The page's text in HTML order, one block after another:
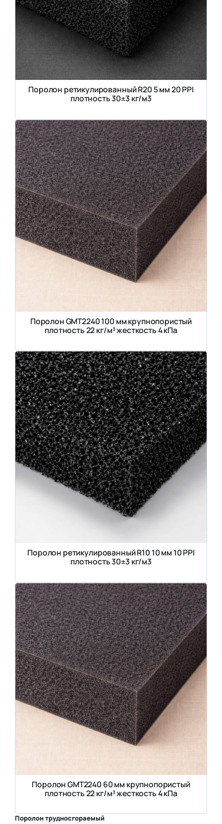
Поролон ретикулированный R20 5 мм 20 PPI
плотность 30±3 кг/м3
Поролон GMT2240 100 мм крупнопористый
плотность 22 кг/м³ жесткость 4 кПа
Поролон ретикулированный R10 10 мм 10 PPI
плотность 30±3 кг/м3
Поролон GMT2240 60 мм крупнопористый
плотность 22 кг/м³ жесткость 4 кПа
Поролон трудносгораемый